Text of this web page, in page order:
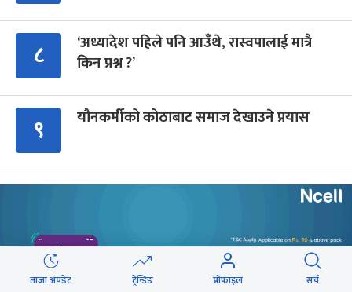
८
‘अध्यादेश पहिले पनि आउँथे, रास्वपालाई मात्रै
किन प्रश्न ?’
९ यौनकर्मीको कोठाबाट समाज देखाउने प्रयास
ताजा अपडेट ट्रेन्डिङ प्रोफाइल सर्च